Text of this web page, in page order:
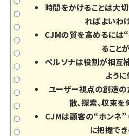
時間をかけることは大
ればよいわ
CJMの質を高めるには
ること
ペルソナは役割が相互
よう
ユーザー視点の創造の
散、探索、収束
CJMは顧客の“ホンネ”
に把握で